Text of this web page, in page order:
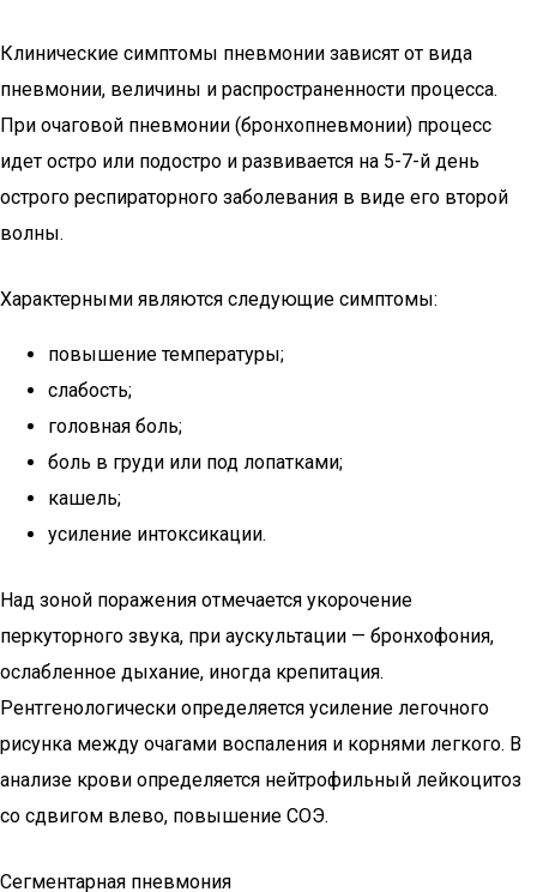
Клинические симптомы пневмонии зависят от вида
пневмонии, величины и распространенности процесса.
При очаговой пневмонии (бронхопневмонии) процесс
идет остро или подостро и развивается на 5-7-й день
острого респираторного заболевания в виде его второй
волны.
Характерными являются следующие симптомы:
повышение температуры;
слабость;
головная боль;
боль в груди или под лопатками;
кашель;
усиление интоксикации.
Над зоной поражения отмечается укорочение
перкуторного звука, при аускультации — бронхофония,
ослабленное дыхание, иногда крепитация.
Рентгенологически определяется усиление легочного
рисунка между очагами воспаления и корнями легкого. В
анализе крови определяется нейтрофильный лейкоцитоз
со сдвигом влево, повышение СОЭ.
Сегментарная пневмония